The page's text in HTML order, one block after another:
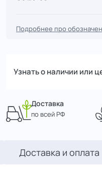
Подробнее про
Узнать о наличии или
Доставка
по всей РФ
Доставка и оплата